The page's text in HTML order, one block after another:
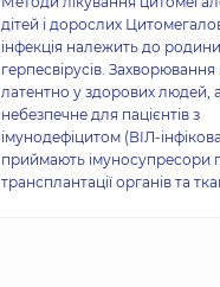
дітей і дорослих
інфекція належить до родини
герпесвірусів. Захворювання
латентно у здорових людей,
небезпечне для пацієнтів з
імунодефіцитом (ВІЛ-
приймають імуносупресори
трансплантації органів та